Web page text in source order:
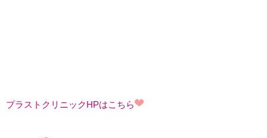
プラストクリニックHPはこちら